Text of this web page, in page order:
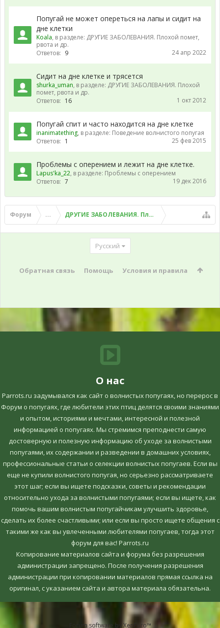
Попугай не может опереться на лапы и сидит на
дне клетки
Koala, в разделе: ДРУГИЕ ЗАБОЛЕВАНИЯ. Плохой помет,
рвота и др.
Ответов: 9 24 апр 2022
Сидит на дне клетке и трясется
shurka_uman, в разделе: ДРУГИЕ ЗАБОЛЕВАНИЯ. Плохой
помет, рвота и др.
Ответов: 16 1 окт 2012
Попугай спит и часто находится на дне клетке
inanimatething, в разделе: Поведение волнистого попугая
Ответов: 1 25 фев 2015
Проблемы с оперением и лежит на дне клетке.
Lapus'ka_22, в разделе: Проблемы с оперением
Ответов: 7 19 дек 2016
Форум ... ДРУГИЕ ЗАБОЛЕВАНИЯ. Плохой помет, рвота и
Русский
Обратная связь Помощь Условия и правила
О нас
Parrots.ru задумывался как сайт о волнистых попугаях, но перерос в
Форум о попугаях, где любители этих птиц делятся своими знаниями
и опытом, историями и мечтами, интересной и полезной
информацией о попугаях. Мы стремимся преподнести самую
достоверную и полезную информацию об уходе за волнистыми
попугаями, их содержании и разведении в домашних условиях,
профессиональные статьи о селекции волнистых попугаев. Если вы
еще не купили волнистого попугая, но серьезно рассматриваете
этот шаг; если вы ищете подсказки, советы и рекомендации
относительно ухода за волнистыми попугаями; если вы ищете, как
помочь вашим волнистым попугайчикам улучшить здоровье,
сделать их более счастливыми; или если вы просто ищете общения с
такими же как вы увлеченными любителями попугаев, тогда этот
форум для вас! Parrots.ru
Копирование материалов сайта и форума без разрешения
администрации запрещено. После получения разрешения
администрации при копировании материалов прямая ссылка на
оригинал, c указанием сайта и автора материала обязательна.
Forum software by XenForo™